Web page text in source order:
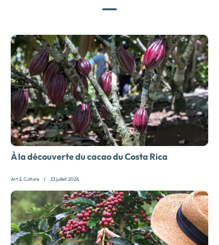
À la découverte du cacao du Costa Rica
Art & Culture | 23 juillet 2026